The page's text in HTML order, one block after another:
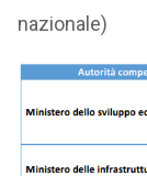
nazionale)